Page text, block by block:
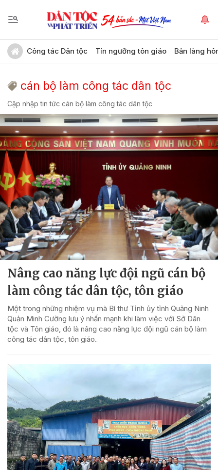
Công tác Dân tộc Tín ngưỡng tôn giáo Bản làng
cán bộ làm công tác dân tộc
Cập nhập tin tức cán bộ làm công tác dân tộc
Nâng cao năng lực đội ngũ cán bộ
làm công tác dân tộc, tôn giáo
Một trong những nhiệm vụ mà Bí thư Tỉnh ủy tỉnh Quảng Ninh
Quản Minh Cường lưu ý nhấn mạnh khi làm việc với Sở Dân
tộc và Tôn giáo, đó là nâng cao năng lực đội ngũ cán bộ làm
công tác dân tộc, tôn giáo.